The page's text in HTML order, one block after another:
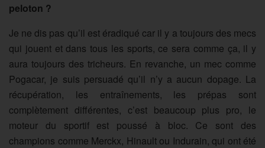
peloton ?
Je ne dis pas qu’il est éradiqué car il y a toujours des mecs
qui jouent et dans tous les sports, ce sera comme ça, il y
aura toujours des tricheurs. En revanche, un mec comme
Pogacar, je suis persuadé qu’il n’y a aucun dopage. La
récupération, les entraînements, les prépas sont
complètement différentes, c’est beaucoup plus pro, le
moteur du sportif est poussé à bloc. Ce sont des
champions comme Merckx, Hinault ou Indurain, qui ont été